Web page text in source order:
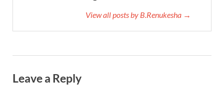
View all posts by B.Renukesha →
Leave a Reply